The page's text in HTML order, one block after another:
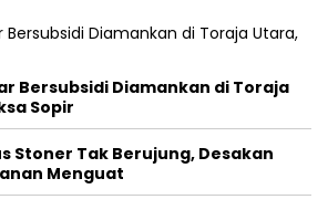
Bersubsidi Diamankan di Toraja
Sopir
Stoner Tak Berujung, Desakan
Menguat